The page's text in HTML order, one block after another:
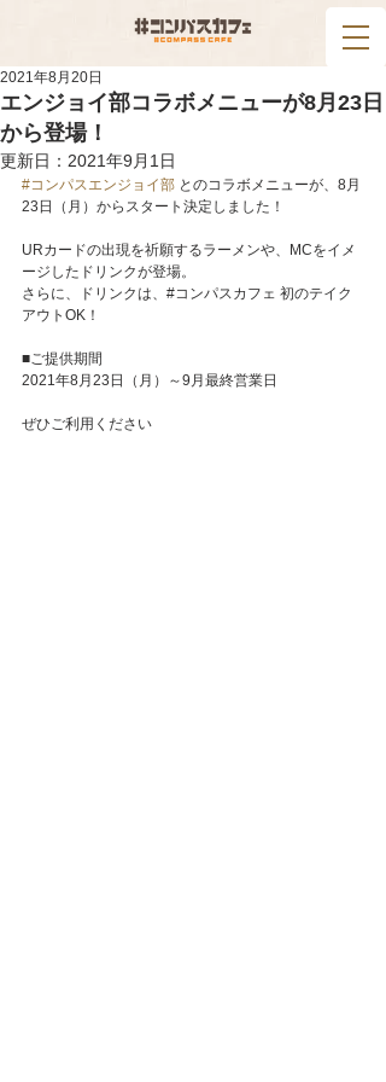
エンジョイ部コラボメニューが8月23日
から登場！
2021年8月20日
更新日： 2021年9月1日
#コンパスエンジョイ部 とのコラボメニューが、8月
23日（月）からスタート決定しました！
URカードの出現を祈願するラーメンや、MCをイメ
ージしたドリンクが登場。
さらに、ドリンクは、#コンパスカフェ 初のテイク
アウトOK！
■ご提供期間
2021年8月23日（月）～9月最終営業日
ぜひご利用ください